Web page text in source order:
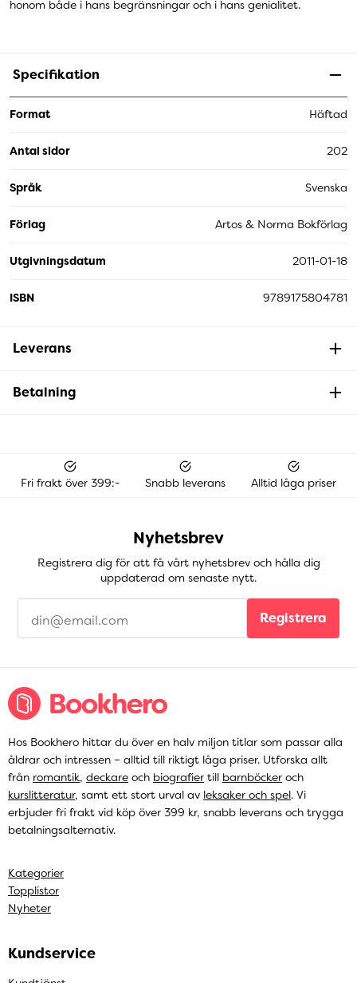
honom både i hans begränsningar och i hans genialitet.
Specifikation
Format Häftad
Antal sidor 202
Språk Svenska
Förlag Artos & Norma Bokförlag
Utgivningsdatum 2011-01-18
ISBN 9789175804781
Leverans
Betalning
Fri frakt över 399:- Snabb leverans Alltid låga priser
Nyhetsbrev
Registrera dig för att få vårt nyhetsbrev och hålla dig
uppdaterad om senaste nytt.
Registrera
Hos Bookhero hittar du över en halv miljon titlar som passar alla
åldrar och intressen – alltid till riktigt låga priser. Utforska allt
från romantik, deckare och biografier till barnböcker och
kurslitteratur, samt ett stort urval av leksaker och spel. Vi
erbjuder fri frakt vid köp över 399 kr, snabb leverans och trygga
betalningsalternativ.
Kategorier
Topplistor
Nyheter
Kundservice